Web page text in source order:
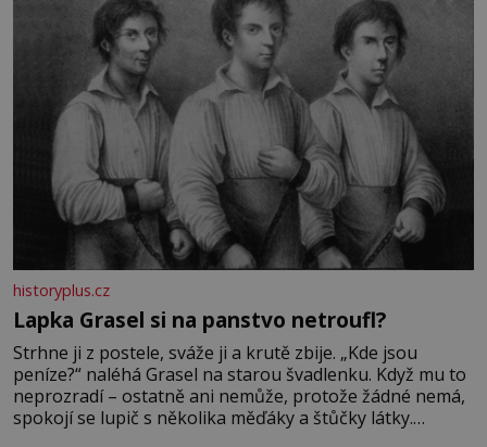
historyplus.cz
Lapka Grasel si na panstvo netroufl?
Strhne ji z postele, sváže ji a krutě zbije. „Kde jsou
peníze?“ naléhá Grasel na starou švadlenku. Když mu to
neprozradí – ostatně ani nemůže, protože žádné nemá,
spokojí se lupič s několika měďáky a štůčky látky.